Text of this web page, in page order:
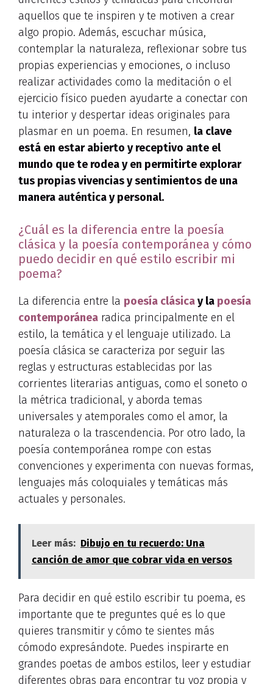
aquellos que te inspiren y te motiven a crear
algo propio. Además, escuchar música,
contemplar la naturaleza, reflexionar sobre tus
propias experiencias y emociones, o incluso
realizar actividades como la meditación o el
ejercicio físico pueden ayudarte a conectar con
tu interior y despertar ideas originales para
plasmar en un poema. En resumen, la clave
está en estar abierto y receptivo ante el
mundo que te rodea y en permitirte explorar
tus propias vivencias y sentimientos de una
manera auténtica y personal.
¿Cuál es la diferencia entre la poesía
clásica y la poesía contemporánea y cómo
puedo decidir en qué estilo escribir mi
poema?
La diferencia entre la poesía clásicay la poesía
contemporánea radica principalmente en el
estilo, la temática y el lenguaje utilizado. La
poesía clásica se caracteriza por seguir las
reglas y estructuras establecidas por las
corrientes literarias antiguas, como el soneto o
la métrica tradicional, y aborda temas
universales y atemporales como el amor, la
naturaleza o la trascendencia. Por otro lado, la
poesía contemporánea rompe con estas
convenciones y experimenta con nuevas formas,
lenguajes más coloquiales y temáticas más
actuales y personales.
Leer más: Dibujo en tu recuerdo: Una
canción de amor que cobrar vida en versos
Para decidir en qué estilo escribir tu poema, es
importante que te preguntes qué es lo que
quieres transmitir y cómo te sientes más
cómodo expresándote. Puedes inspirarte en
grandes poetas de ambos estilos, leer y estudiar
diferentes obras para encontrar tu voz propia y